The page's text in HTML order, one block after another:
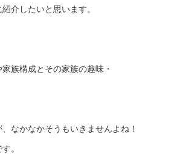
介したいと思います。
族構成とその家族の趣味・
なかなかそうもいきませんよね！
。